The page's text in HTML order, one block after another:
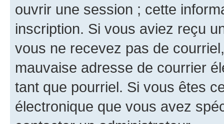
ouvrir une session ; cette
inscription. Si vous aviez reçu
vous ne recevez pas de
mauvaise adresse de courrier
tant que pourriel. Si vous êtes
électronique que vous avez